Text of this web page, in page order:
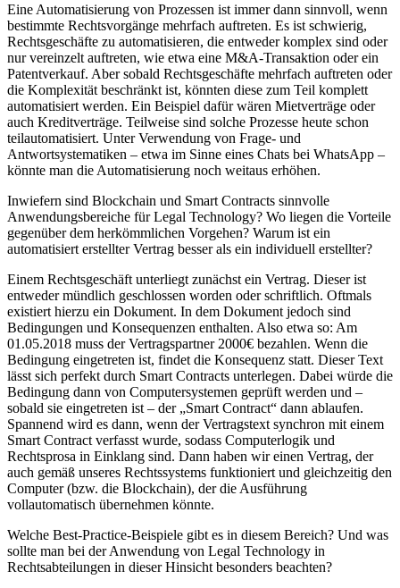
Eine Automatisierung von Prozessen ist immer dann sinnvoll, wenn
bestimmte Rechtsvorgänge mehrfach auftreten. Es ist schwierig,
Rechtsgeschäfte zu automatisieren, die entweder komplex sind oder
nur vereinzelt auftreten, wie etwa eine M&A-Transaktion oder ein
Patentverkauf. Aber sobald Rechtsgeschäfte mehrfach auftreten oder
die Komplexität beschränkt ist, könnten diese zum Teil komplett
automatisiert werden. Ein Beispiel dafür wären Mietverträge oder
auch Kreditverträge. Teilweise sind solche Prozesse heute schon
teilautomatisiert. Unter Verwendung von Frage- und
Antwortsystematiken – etwa im Sinne eines Chats bei WhatsApp –
könnte man die Automatisierung noch weitaus erhöhen.
Inwiefern sind Blockchain und Smart Contracts sinnvolle
Anwendungsbereiche für Legal Technology? Wo liegen die Vorteile
gegenüber dem herkömmlichen Vorgehen? Warum ist ein
automatisiert erstellter Vertrag besser als ein individuell erstellter?
Einem Rechtsgeschäft unterliegt zunächst ein Vertrag. Dieser ist
entweder mündlich geschlossen worden oder schriftlich. Oftmals
existiert hierzu ein Dokument. In dem Dokument jedoch sind
Bedingungen und Konsequenzen enthalten. Also etwa so: Am
01.05.2018 muss der Vertragspartner 2000€ bezahlen. Wenn die
Bedingung eingetreten ist, findet die Konsequenz statt. Dieser Text
lässt sich perfekt durch Smart Contracts unterlegen. Dabei würde die
Bedingung dann von Computersystemen geprüft werden und –
sobald sie eingetreten ist – der „Smart Contract“ dann ablaufen.
Spannend wird es dann, wenn der Vertragstext synchron mit einem
Smart Contract verfasst wurde, sodass Computerlogik und
Rechtsprosa in Einklang sind. Dann haben wir einen Vertrag, der
auch gemäß unseres Rechtssystems funktioniert und gleichzeitig den
Computer (bzw. die Blockchain), der die Ausführung
vollautomatisch übernehmen könnte.
Welche Best-Practice-Beispiele gibt es in diesem Bereich? Und was
sollte man bei der Anwendung von Legal Technology in
Rechtsabteilungen in dieser Hinsicht besonders beachten?